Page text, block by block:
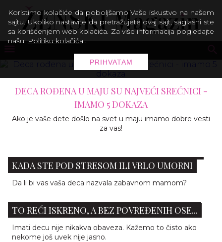
DECA ROĐENA U MAJU SU NAJVEĆI SREĆNICI -
IMAMO 5 DOKAZA
Ako je vaše dete došlo na svet u maju imamo dobre vesti
za vas!
KADA STE POD STRESOM ILI VRLO UMORNI
Da li bi vas vaša deca nazvala zabavnom mamom?
TO REĆI ISKRENO, A BEZ POVREĐENIH OSE...
Imati decu nije nikakva obaveza. Kažemo to čisto ako
nekome još uvek nije jasno.
Koristimo kolačiće da poboljšamo Vaše iskustvo na našem
sajtu. Ukoliko nastavite da pretražujete ovaj sajt, saglasni ste
sa korišćenjem web kolačića. Za više informacija pogledajte
našu Politiku kolačića .
PRIHVATAM